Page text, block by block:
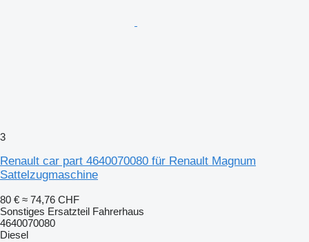
3
Renault car part 4640070080 für Renault Magnum
Sattelzugmaschine
80 € ≈ 74,76 CHF
Sonstiges Ersatzteil Fahrerhaus
4640070080
Diesel